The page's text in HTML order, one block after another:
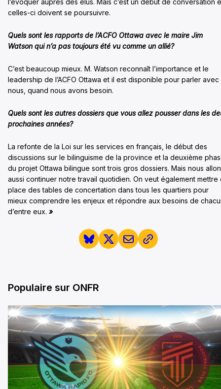
l’évoquer auprès des élus. Mais c’est un début de conversation
celles-ci doivent se poursuivre.
Quels sont les rapports de l’ACFO Ottawa avec le maire Jim
Watson qui n’a pas toujours été vu comme un allié?
C’est beaucoup mieux. M. Watson reconnaît l’importance et le
leadership de l’ACFO Ottawa et il est disponible pour parler avec
nous, quand nous avons besoin.
Quels sont les autres dossiers que vous allez pousser dans les
prochaines années?
La refonte de la Loi sur les services en français, le début des
discussions sur le bilinguisme de la province et la deuxième
du projet Ottawa bilingue sont trois gros dossiers. Mais nous
aussi continuer notre travail quotidien. On veut également mettre
place des tables de concertation dans tous les quartiers pour
mieux comprendre les enjeux et répondre aux besoins de
d’entre eux. »
Populaire sur ONFR